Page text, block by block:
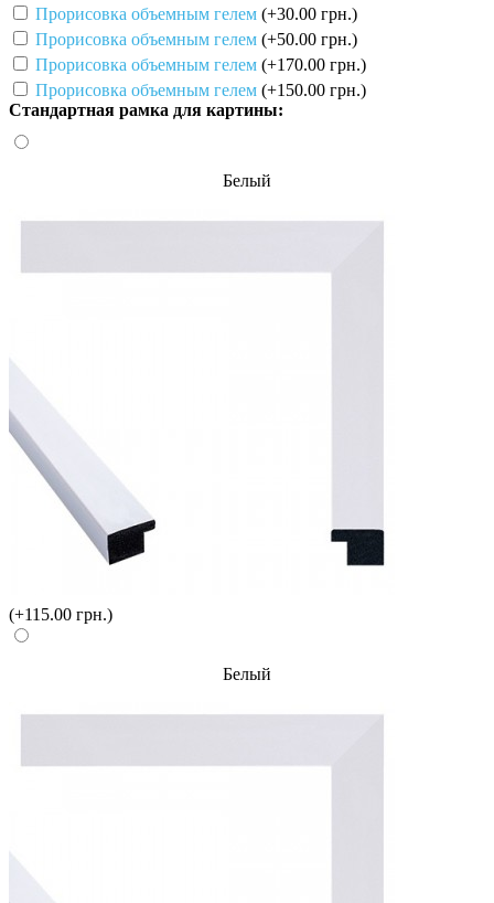
Прорисовка объемным гелем (+30.00 грн.)
Прорисовка объемным гелем (+50.00 грн.)
Прорисовка объемным гелем (+170.00 грн.)
Прорисовка объемным гелем (+150.00 грн.)
Стандартная рамка для картины:
Белый
(+115.00 грн.)
Белый